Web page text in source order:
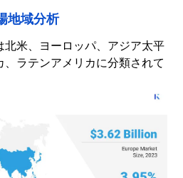
地域分析
米、ヨーロッパ、アジア太平
ラテンアメリカに分類されて